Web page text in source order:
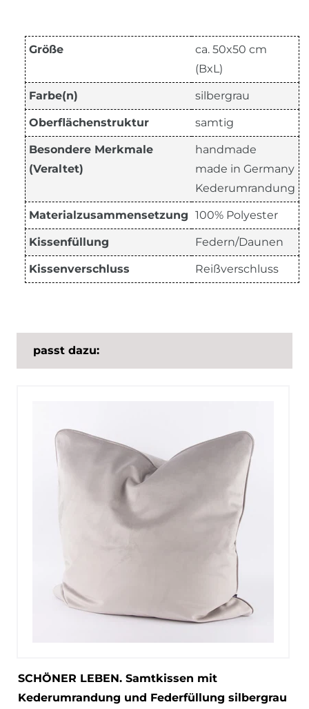
Größe
ca. 50x50 cm
(BxL)
Farbe(n) silbergrau
Oberflächenstruktur samtig
Besondere Merkmale
(Veraltet)
handmade
made in Germany
Kederumrandung
Materialzusammensetzung 100% Polyester
Kissenfüllung Federn/Daunen
Kissenverschluss Reißverschluss
passt dazu:
SCHÖNER LEBEN. Samtkissen mit
Kederumrandung und Federfüllung silbergrau